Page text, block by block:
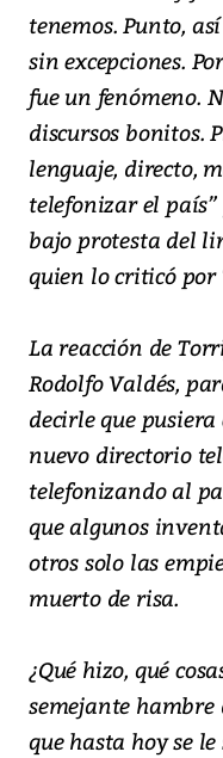
tenemos. Punto,
sin excepciones.
fue un fenómeno.
discursos bonitos.
lenguaje, directo,
telefonizar el país”
bajo protesta del
quien lo criticó por
La reacción de
Rodolfo Valdés,
decirle que
nuevo directorio
telefonizando al
que algunos
otros solo las
muerto de risa.
¿Qué hizo, qué
semejante hambre
que hasta hoy se